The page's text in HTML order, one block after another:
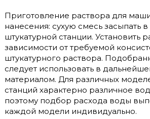
Приготовление раствора для
нанесения: сухую смесь засыпать
штукатурной станции. Установить
зависимости от требуемой
штукатурного раствора.
следует использовать в
материалом. Для различных
станций характерно различное
поэтому подбор расхода воды
каждой модели индивидуально.